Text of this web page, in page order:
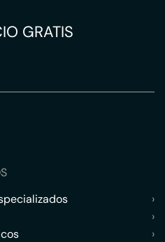
GRATIS
›
›
›